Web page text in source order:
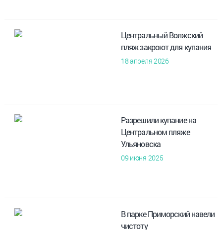
Центральный Волжский
пляж закроют для купания
18 апреля 2026
Разрешили купание на
Центральном пляже
Ульяновска
09 июня 2025
В парке Приморский навели
чистоту